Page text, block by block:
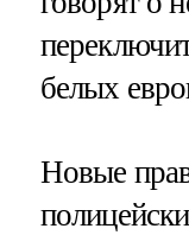
белых
Новые